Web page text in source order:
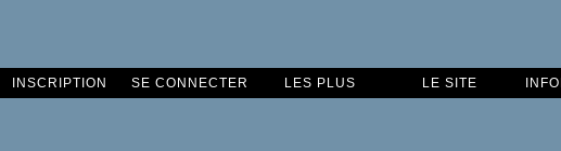
INSCRIPTION SE CONNECTER LES PLUS LE SITE